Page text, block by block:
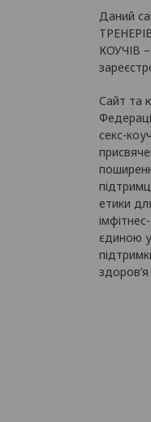
Даний
КОУЧІВ
Сайт та
секс-
етики
єдиною у
здоров’я